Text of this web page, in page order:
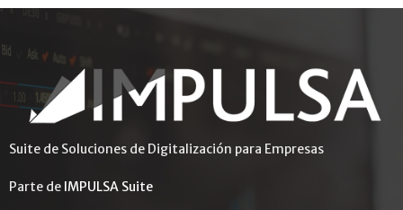
Suite de Soluciones de Digitalización para Empresas
Parte de IMPULSA Suite